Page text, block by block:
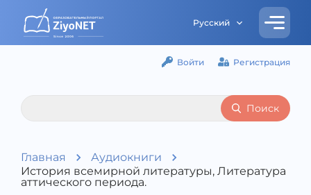
Русский
Войти Регистрация
Поиск
Главная
Аудиокниги
История всемирной литературы, Литература
аттического периода.